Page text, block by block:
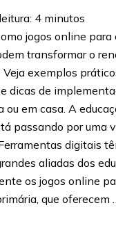
4 minutos
jogos online para
transformar o
Veja exemplos
dicas de
ou em casa. A
passando por uma
digitais
aliadas dos
os jogos online
que oferecem …